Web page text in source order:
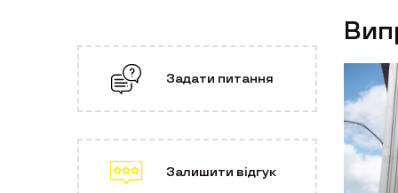
Задати питання
Залишити відгук